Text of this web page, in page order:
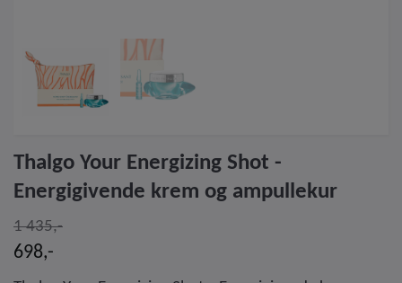
Thalgo Your Energizing Shot -
Energigivende krem og ampullekur
1 435,-
698,-